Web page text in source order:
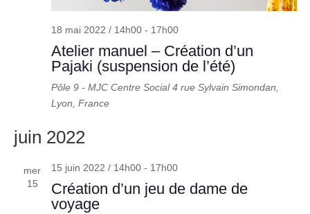
18 mai 2022 / 14h00- 17h00
Atelier manuel – Création d’un
Pajaki (suspension de l’été)
Pôle 9 - MJC Centre Social4 rue Sylvain Simondan,
Lyon, France
juin 2022
mer
15
15 juin 2022 / 14h00- 17h00
Création d’un jeu de dame de
voyage